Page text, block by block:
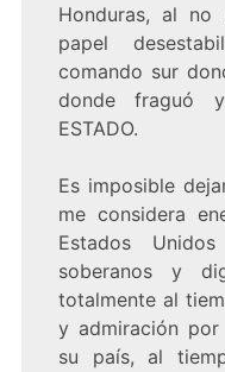
Honduras, al no
papel
comando sur
donde fraguó
ESTADO.
Es imposible
me considera
Estados
soberanos y
totalmente al
y admiración
su país, al